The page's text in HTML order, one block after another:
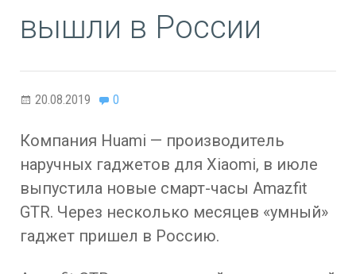
вышли в России
20.08.2019 0
Компания Huami — производитель
наручных гаджетов для Xiaomi, в июле
выпустила новые смарт-часы Amazfit
GTR. Через несколько месяцев «умный»
гаджет пришел в Россию.